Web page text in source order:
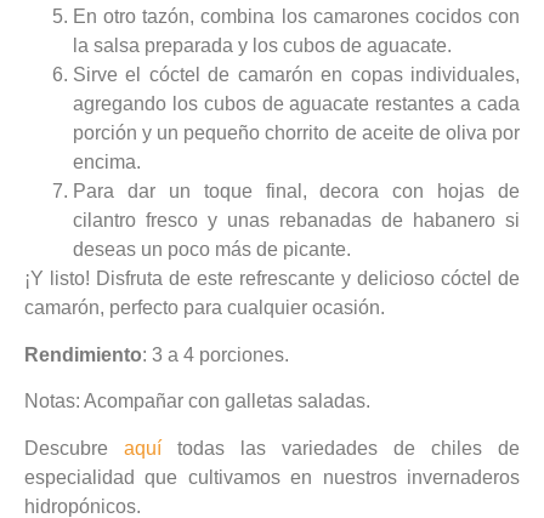
En otro tazón, combina los camarones cocidos con
la salsa preparada y los cubos de aguacate.
Sirve el cóctel de camarón en copas individuales,
agregando los cubos de aguacate restantes a cada
porción y un pequeño chorrito de aceite de oliva por
encima.
Para dar un toque final, decora con hojas de
cilantro fresco y unas rebanadas de habanero si
deseas un poco más de picante.
¡Y listo! Disfruta de este refrescante y delicioso cóctel de
camarón, perfecto para cualquier ocasión.
Rendimiento: 3 a 4 porciones.
Notas: Acompañar con galletas saladas.
Descubre aquí todas las variedades de chiles de
especialidad que cultivamos en nuestros invernaderos
hidropónicos.